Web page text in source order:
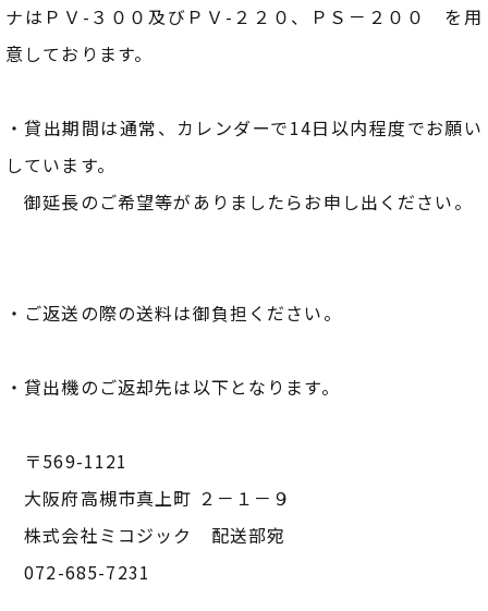
ナはＰＶ-３００及びＰＶ-２２０、ＰＳ－２００ を用
意しております。
・貸出期間は通常、カレンダーで14日以内程度でお願い
しています。
御延長のご希望等がありましたらお申し出ください。
・ご返送の際の送料は御負担ください。
・貸出機のご返却先は以下となります。
〒569-1121
大阪府高槻市真上町 ２－１－９
株式会社ミコジック 配送部宛
072-685-7231